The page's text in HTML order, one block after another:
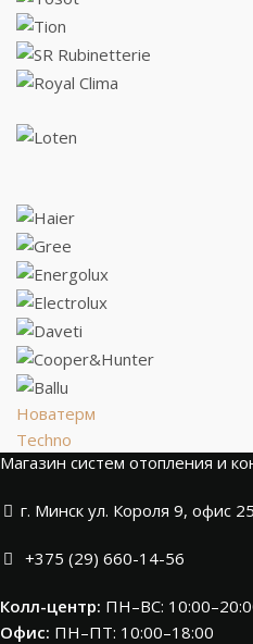
Новатерм
Techno
Магазин систем отопления и
г. Минск ул. Короля 9, офис
+375 (29) 660-14-56
Колл-центр: ПН–ВС:
Офис: ПН–ПТ: 10:00–18:00